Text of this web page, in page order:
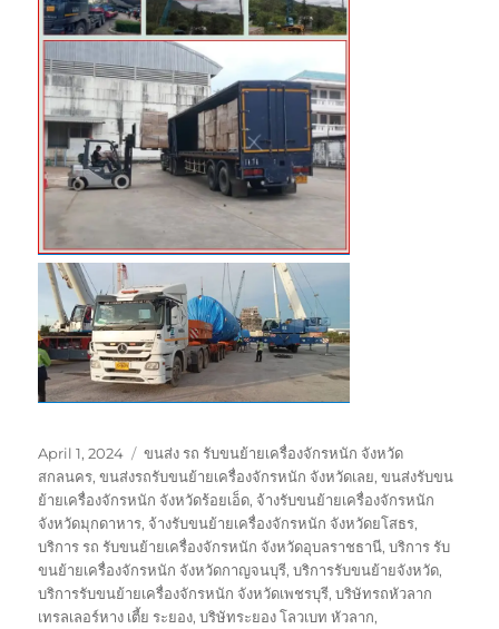
Posted
on
April 1, 2024 Tags
ขนส่ง รถ รับขนย้ายเครื่องจักรหนัก จังหวัด
สกลนคร,ขนส่งรถรับขนย้ายเครื่องจักรหนัก จังหวัดเลย,ขนส่งรับขน
ย้ายเครื่องจักรหนัก จังหวัดร้อยเอ็ด, จ้างรับขนย้ายเครื่องจักรหนัก
จังหวัดมุกดาหาร, จ้างรับขนย้ายเครื่องจักรหนัก จังหวัดยโสธร,
บริการ รถ รับขนย้ายเครื่องจักรหนัก จังหวัดอุบลราชธานี,บริการ รับ
ขนย้ายเครื่องจักรหนัก จังหวัดกาญจนบุรี,บริการรับขนย้ายจังหวัด,
บริการรับขนย้ายเครื่องจักรหนัก จังหวัดเพชรบุรี,บริษัทรถหัวลาก
เทรลเลอร์หาง เตี้ย ระยอง,บริษัทระยอง โลวเบท หัวลาก,